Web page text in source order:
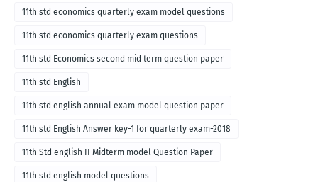
English medium-2018
11th std economics quarterly exam model questions
11th std economics quarterly exam questions
11th std Economics second mid term question paper
11th std English
11th std english annual exam model question paper
11th std English Answer key-1 for quarterly exam-2018
11th Std english II Midterm model Question Paper
11th std english model questions